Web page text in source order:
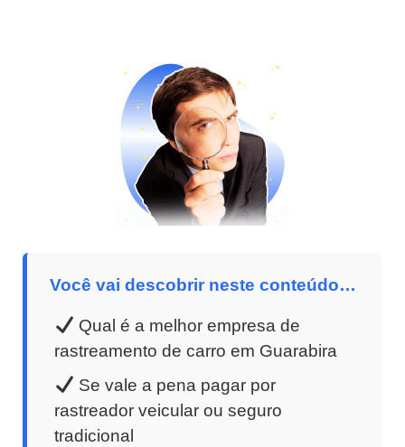
Você vai descobrir neste conteúdo…
Qual é a melhor empresa de
rastreamento de carro em Guarabira
Se vale a pena pagar por
rastreador veicular ou seguro
tradicional